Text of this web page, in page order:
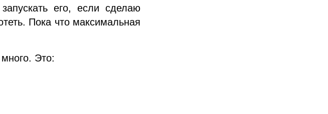
его, если сделаю
Пока что максимальная
Это: